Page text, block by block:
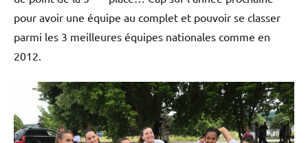
pour avoir une équipe au complet et pouvoir se classer
parmi les 3 meilleures équipes nationales comme en
2012.